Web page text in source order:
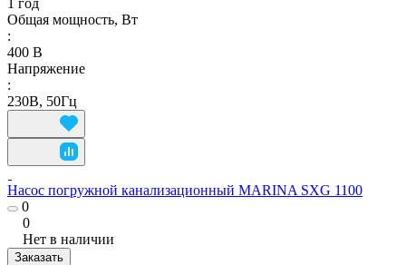
Общая мощность, Вт
:
400 В
Напряжение
:
230В, 50Гц
Насос погружной канализационный MARINA SXG 1100
0
0
Нет в наличии
Заказать